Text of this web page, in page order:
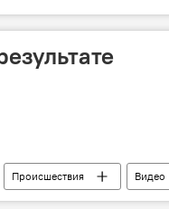
Происшествия Видео